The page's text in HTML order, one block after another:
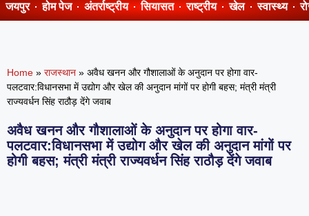
जयपुर होम पेज अंतर्राष्ट्रीय सियासत राष्ट्रीय खेल स्वास्थ्य
Home » राजस्थान » अवैध खनन और गौशालाओं के अनुदान पर होगा वार-
पलटवार:विधानसभा में उद्योग और खेल की अनुदान मांगों पर होगी बहस; मंत्री मंत्री
राज्यवर्धन सिंह राठौड़ देंगे जवाब
अवैध खनन और गौशालाओं के अनुदान पर होगा वार-
पलटवार:विधानसभा में उद्योग और खेल की अनुदान मांगों पर
होगी बहस; मंत्री मंत्री राज्यवर्धन सिंह राठौड़ देंगे जवाब